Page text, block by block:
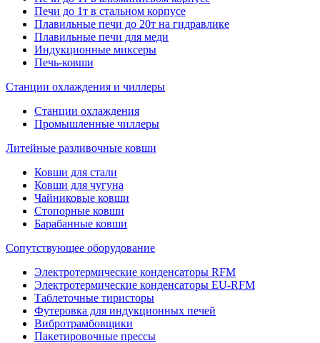
Печи до 1т в стальном корпусе
Плавильные печи до 20т на гидравлике
Плавильные печи для меди
Индукционные миксеры
Печь-ковши
Станции охлаждения и чиллеры
Станции охлаждения
Промышленные чиллеры
Литейные разливочные ковши
Ковши для стали
Ковши для чугуна
Чайниковые ковши
Стопорные ковши
Барабанные ковши
Сопутствующее оборудование
Электротермические конденсаторы RFM
Электротермические конденсаторы EU-RFM
Таблеточные тиристоры
Футеровка для индукционных печей
Вибротрамбовщики
Пакетировочные прессы